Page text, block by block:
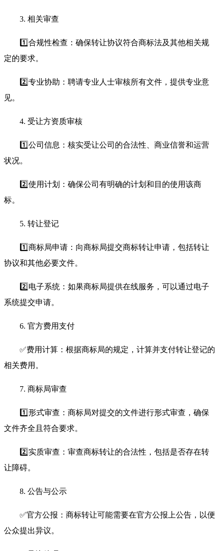
3. 相关审查
1️⃣合规性检查：确保转让协议符合商标法及其他相关规
定的要求。
2️⃣专业协助：聘请专业人士审核所有文件，提供专业意
见。
4. 受让方资质审核
1️⃣公司信息：核实受让公司的合法性、商业信誉和运营
状况。
2️⃣使用计划：确保公司有明确的计划和目的使用该商
标。
5. 转让登记
1️⃣商标局申请：向商标局提交商标转让申请，包括转让
协议和其他必要文件。
2️⃣电子系统：如果商标局提供在线服务，可以通过电子
系统提交申请。
6. 官方费用支付
✅费用计算：根据商标局的规定，计算并支付转让登记的
相关费用。
7. 商标局审查
1️⃣形式审查：商标局对提交的文件进行形式审查，确保
文件齐全且符合要求。
2️⃣实质审查：审查商标转让的合法性，包括是否存在转
让障碍。
8. 公告与公示
✅官方公报：商标转让可能需要在官方公报上公告，以便
公众提出异议。